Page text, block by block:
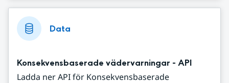
Data
Konsekvensbaserade vädervarningar - API
Ladda ner API för Konsekvensbaserade